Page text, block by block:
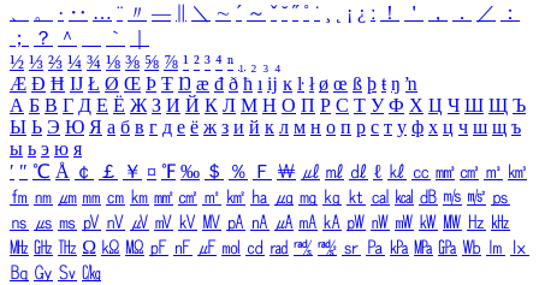
、
。 · ‥ … ¨ 〃 ― ＼ ∼ ´ ～ ˇ ˘ ˝ ˚ ˙ ¸ ¡ ¿ ː ！ ＇ ， ． ／
：
；
？ ＾ ｀
½ ⅓ ⅔ ¼ ¾ ⅛ ⅜ ⅝ ⅞ ¹ ² ³ ⁴ ⁿ ₁ ₂ ₃ ₄
Æ Ð Ħ Ĳ Ł Ø Œ Þ Ŧ Ŋ æ đ ð ħ ı ĳ ĸ ŀ ł ø œ ß þ ŧ ŋ ŉ
А Б В Г Д Е Ё Ж З И Й К Л М Н О П Р С Т У Ф Х Ц Ч Ш Щ Ъ
Ы Ь Э Ю Я а б в г д е ё ж з и й к л м н о п р с т у ф х ц ч ш щ ъ
ы ь э ю я
′ ″ ℃ Å ￠ ￡ ￥ ¤ ℉ ‰ ＄ ％ Ｆ ￦ ㎕ ㎖ ㎗ ℓ ㎘ ㏄ ㎣ ㎤ ㎥ ㎦
㎙ ㎚ ㎛ ㎜ ㎝ ㎞ ㎟ ㎠ ㎡ ㎢ ㏊ ㎍ ㎎ ㎏ ㏏ ㎈ ㎉ ㏈ ㎧ ㎨ ㎰
㎱ ㎲ ㎳ ㎴ ㎵ ㎶ ㎷ ㎸ ㎹ ㎀ ㎁ ㎂ ㎃ ㎄ ㎺ ㎻ ㎽ ㎾ ㎿ ㎐ ㎑
㎒ ㎓ ㎔ Ω ㏀ ㏁ ㎊ ㎋ ㎌ ㏖ ㏅ ㎭ ㎮ ㎯ ㏛ ㎩ ㎪ ㎫ ㎬ ㏝ ㏐
㏓
㏃ ㏉ ㏜ ㏆